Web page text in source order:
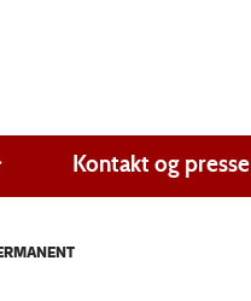
Kontakt og presse